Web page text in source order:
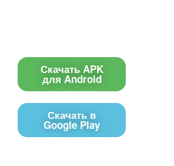
Скачать APK
для Android
Скачать в
Google Play